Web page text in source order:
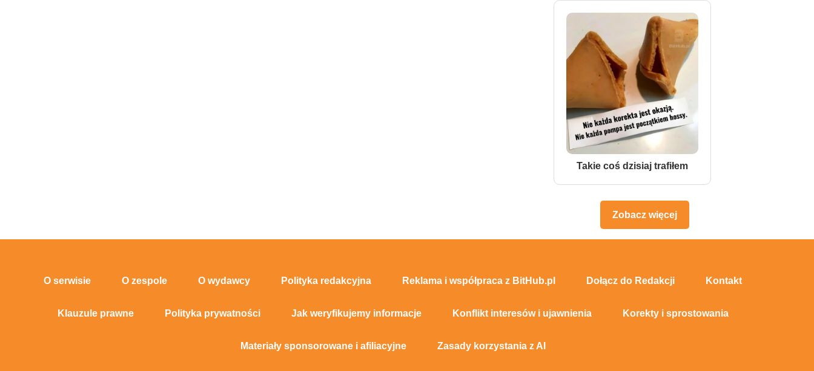
Takie coś dzisiaj trafiłem
Zobacz więcej
O serwisie O zespole O wydawcy Polityka redakcyjna Reklama i współpraca z BitHub.pl Dołącz do Redakcji Kontakt
Klauzule prawne Polityka prywatności Jak weryfikujemy informacje Konflikt interesów i ujawnienia Korekty i sprostowania
Materiały sponsorowane i afiliacyjne Zasady korzystania z AI